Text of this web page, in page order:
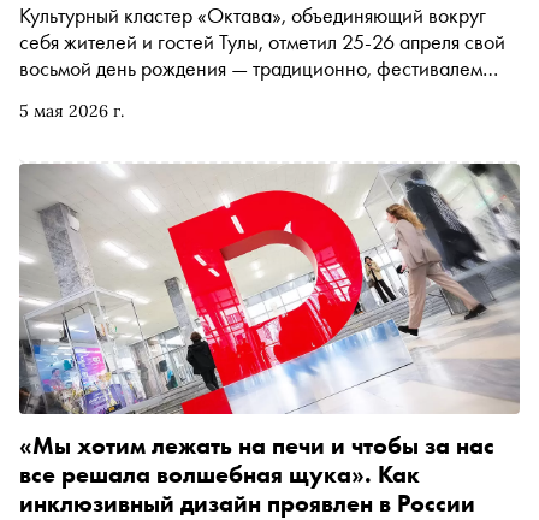
5 мая 2026 г.
Культурный кластер «Октава», объединяющий вокруг
себя жителей и гостей Тулы, отметил 25-26 апреля свой
восьмой день рождения — традиционно, фестивалем
«Технологии творчества» и была завязана на том, как
креативные индустрии и технопрогресс, в том числе
засилье ИИ. Катерина Алабина побывала на фестивале
«Октава-8» и выяснила, что это вообще такое —
«технология творчества»
«Мы хотим лежать на печи и чтобы за нас
все решала волшебная щука». Как
инклюзивный дизайн проявлен в России